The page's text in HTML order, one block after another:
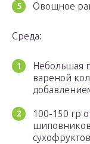
Овощное
Среда:
Небольшая
вареной
100-150 гр